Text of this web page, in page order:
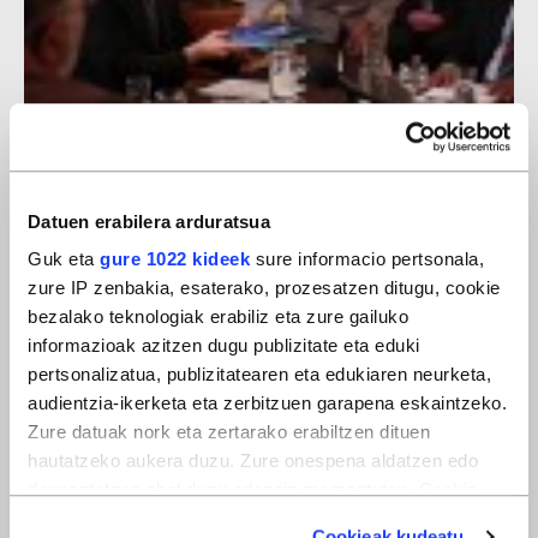
Datuen erabilera arduratsua
Guk eta gure 1022 kideek sure informacio pertsonala,
zure IP zenbakia, esaterako, prozesatzen ditugu, cookie
bezalako teknologiak erabiliz eta zure gailuko
informazioak azitzen dugu publizitate eta eduki
pertsonalizatua, publizitatearen eta edukiaren neurketa,
audientzia-ikerketa eta zerbitzuen garapena eskaintzeko.
Zure datuak nork eta zertarako erabiltzen dituen
hautatzeko aukera duzu. Zure onespena aldatzen edo